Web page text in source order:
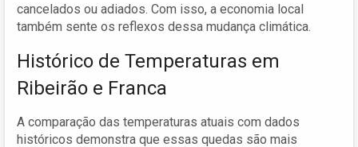
cancelados ou adiados. Com isso, a economia local
também sente os reflexos dessa mudança climática.
Histórico de Temperaturas em
Ribeirão e Franca
A comparação das temperaturas atuais com dados
históricos demonstra que essas quedas são mais